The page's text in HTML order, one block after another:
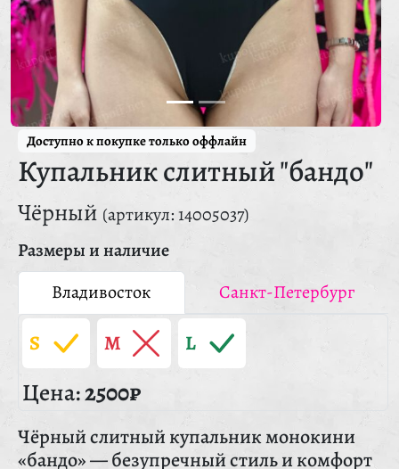
Доступно к покупке только оффлайн
Купальник слитный "бандо"
Чёрный (артикул: 14005037)
Размеры и наличие
Владивосток
Санкт-Петербург
S M L
Цена:2500₽
Чёрный слитный купальник монокини
«бандо» — безупречный стиль и комфорт